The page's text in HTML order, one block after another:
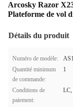
Arcosky Razor
Plateforme de vol
Détails du produit
Numéro de modèle:
Quantité minimum
de commande:
1
Conditions de
paiement:
LC,